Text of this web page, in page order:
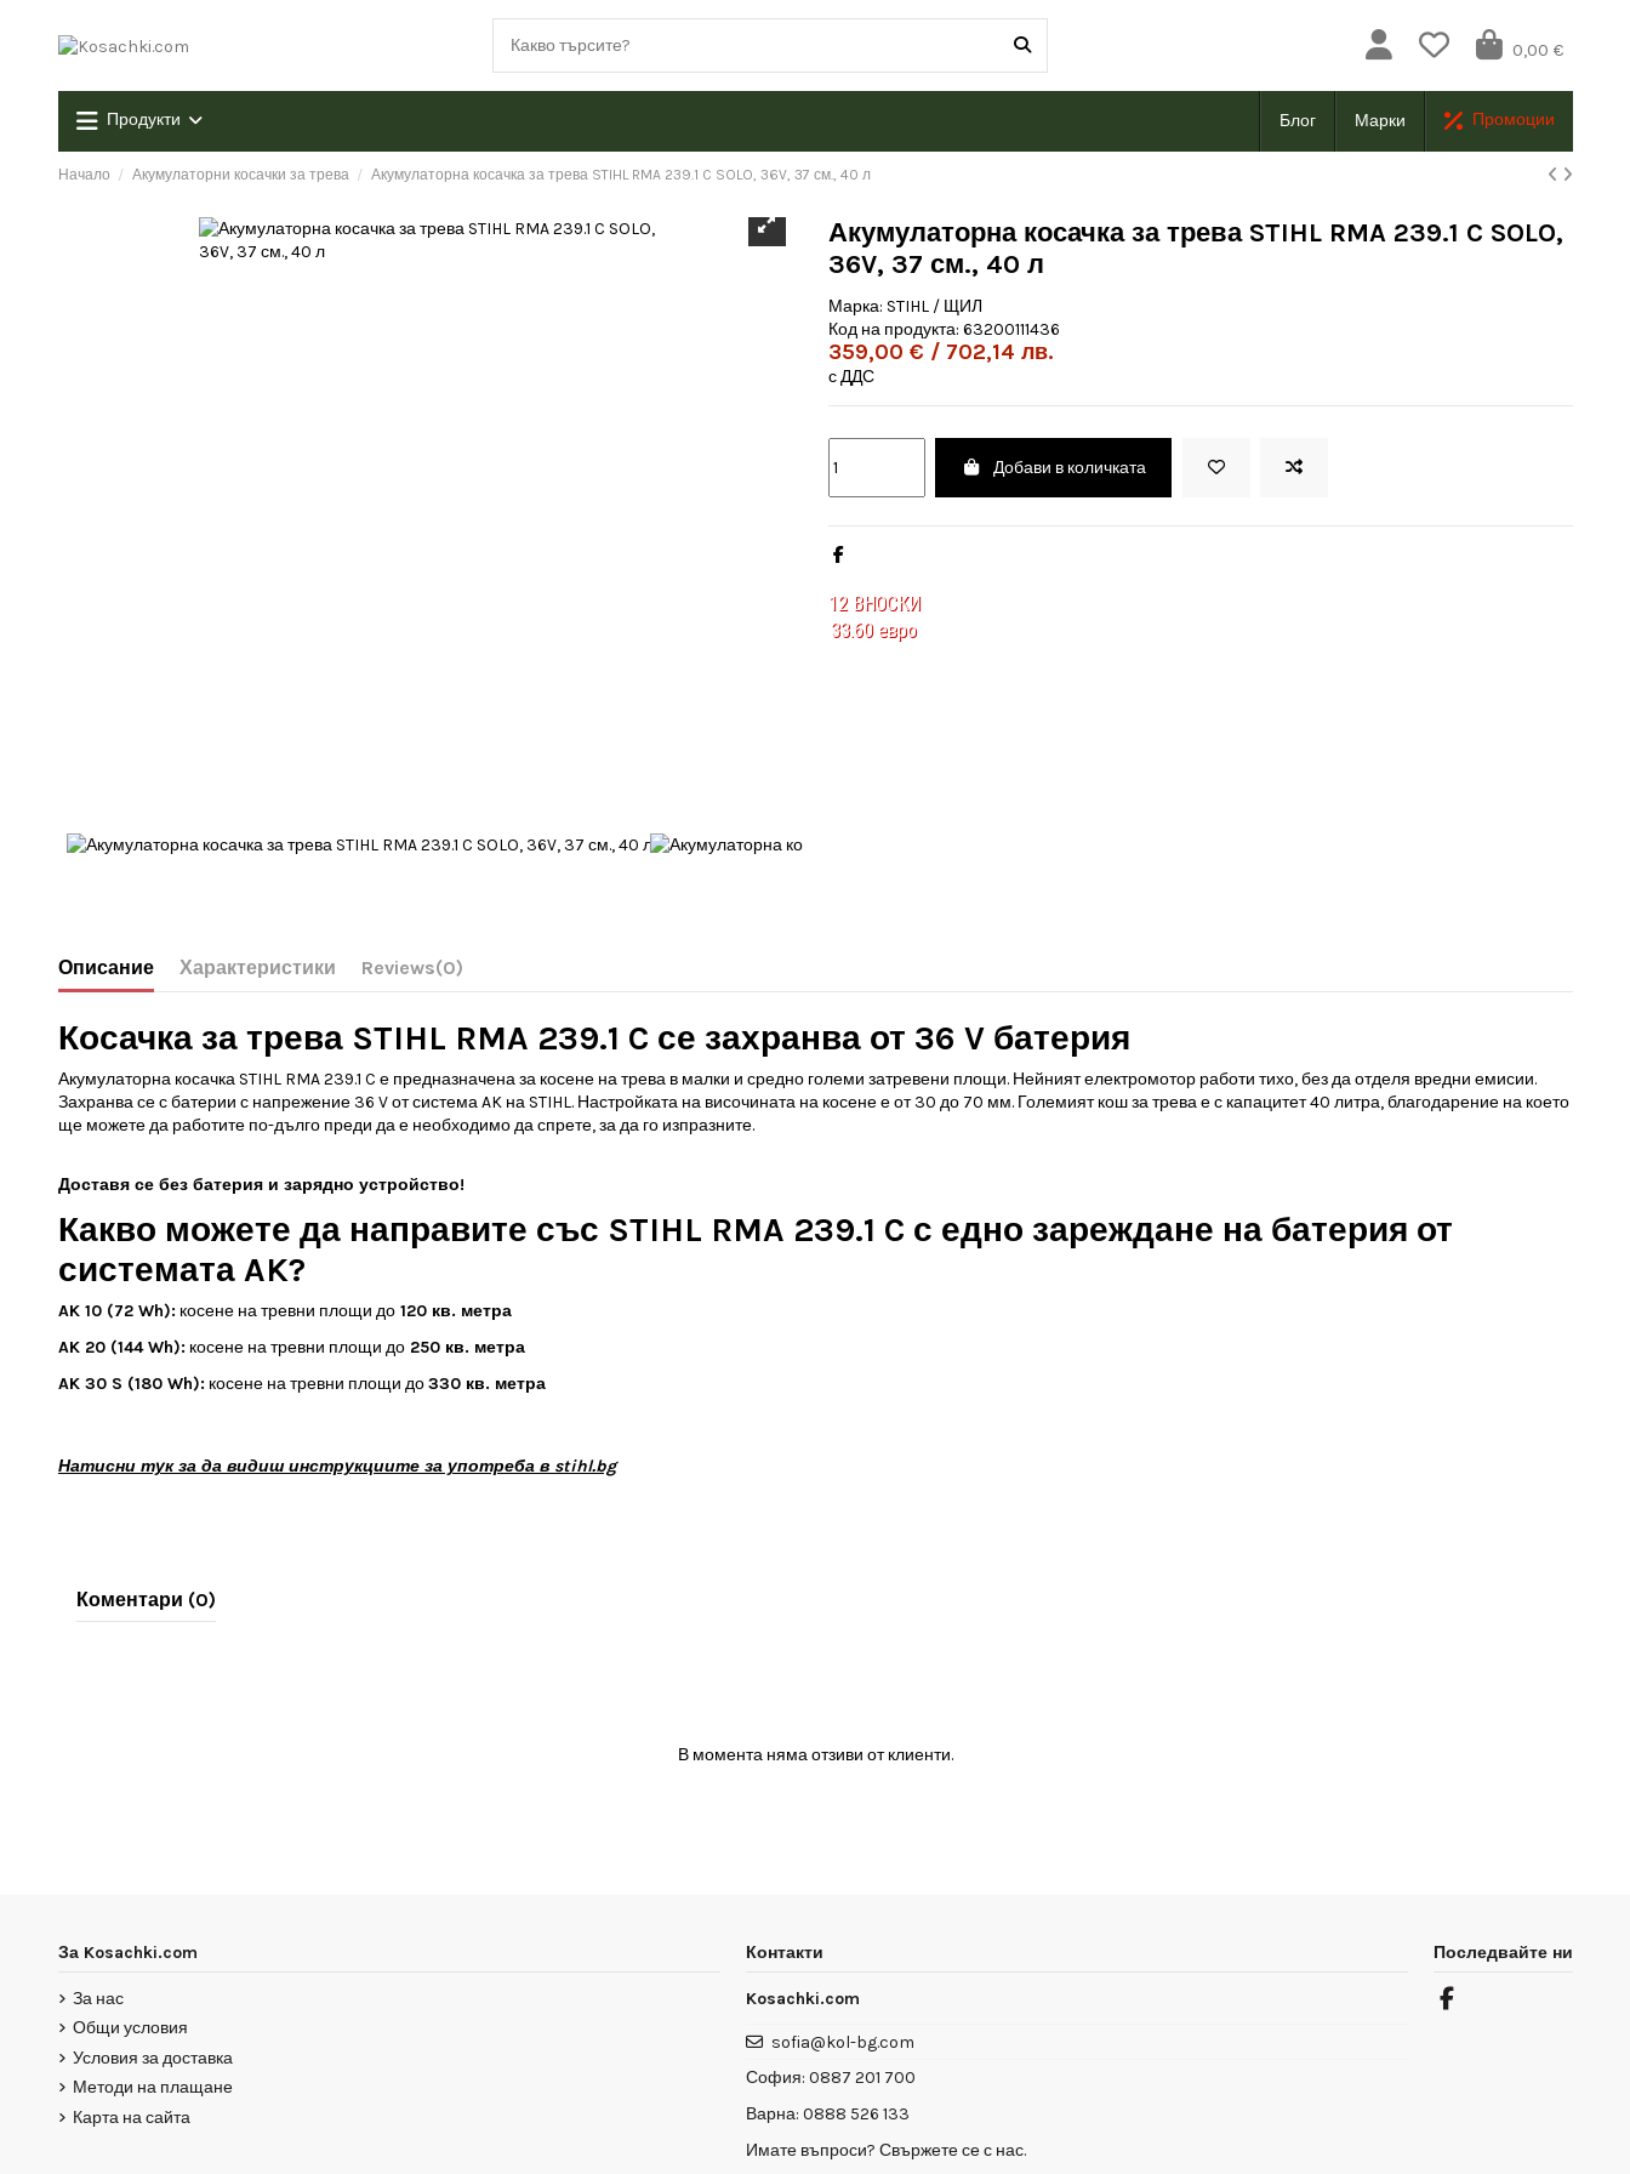
0,00 €
Продукти Промоции
Марки
Блог
Начало Акумулаторни косачки за трева Акумулаторна косачка за трева STIHL RMA 239.1 C SOLO, 36V, 37 см., 40 л
Акумулаторна косачка за трева STIHL RMA 239.1 C SOLO,
36V, 37 см., 40 л
Марка: STIHL / ЩИЛ
Код на продукта: 63200111436
359,00 € / 702,14 лв.
с ДДС
Добави в количката
12ВНОСКИ
33.60 евро
Описание Характеристики Reviews(0)
Косачка за трева STIHL RMA 239.1 C се захранва от 36 V батерия
Акумулаторна косачка STIHL RMA 239.1 C е предназначена за косене на трева в малки и средно големи затревени площи. Нейният електромотор работи тихо, без да отделя вредни емисии.
Захранва се с батерии с напрежение 36 V от система AK на STIHL. Настройката на височината на косене е от 30 до 70 мм. Големият кош за трева е с капацитет 40 литра, благодарение на което
ще можете да работите по-дълго преди да е необходимо да спрете, за да го изпразните.
Доставя се без батерия и зарядно устройство!
Какво можете да направите със STIHL RMA 239.1 C с едно зареждане на батерия от
системата AK?
AK 10 (72 Wh): косене на тревни площи до120 кв. метра
AK 20 (144 Wh): косене на тревни площи до250 кв. метра
AK 30 S (180 Wh): косене на тревни площи до330 кв. метра
Натисни тук за да видиш инструкциите за употреба в stihl.bg
Коментари (0)
В момента няма отзиви от клиенти.
За Kosachki.com
За нас
Общи условия
Условия за доставка
Методи на плащане
Карта на сайта
Контакти
Kosachki.com
sofia@kol-bg.com
София: 0887 201 700
Варна: 0888 526 133
Имате въпроси? Свържете се с нас.
Последвайте ни